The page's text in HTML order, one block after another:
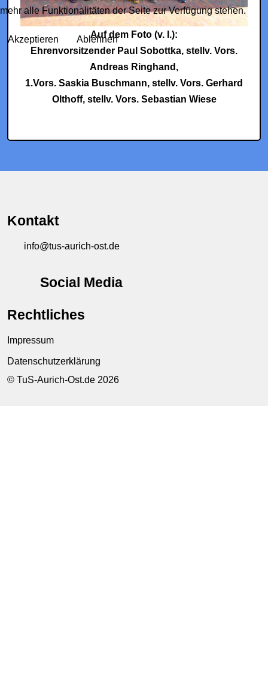
Auf dem Foto (v. l.):
Ehrenvorsitzender Paul Sobottka, stellv. Vors.
Andreas Ringhand,
1.Vors. Saskia Buschmann, stellv. Vors. Gerhard
Olthoff, stellv. Vors. Sebastian Wiese
Kontakt
info@tus-aurich-ost.de
Social Media
Rechtliches
Impressum
Datenschutzerklärung
© TuS-Aurich-Ost.de 2026
mehr alle Funktionalitäten der Seite zur Verfügung stehen.
Akzeptieren Ablehnen